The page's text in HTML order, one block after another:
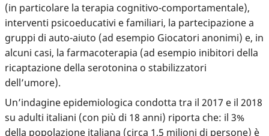
(in particolare la terapia cognitivo-comportamentale),
interventi psicoeducativi e familiari, la partecipazione a
gruppi di auto-aiuto (ad esempio Giocatori anonimi) e, in
alcuni casi, la farmacoterapia (ad esempio inibitori della
ricaptazione della serotonina o stabilizzatori
dell’umore).
Un’indagine epidemiologica condotta tra il 2017 e il 2018
su adulti italiani (con più di 18 anni) riporta che: il 3%
della popolazione italiana (circa 1,5 milioni di persone) è